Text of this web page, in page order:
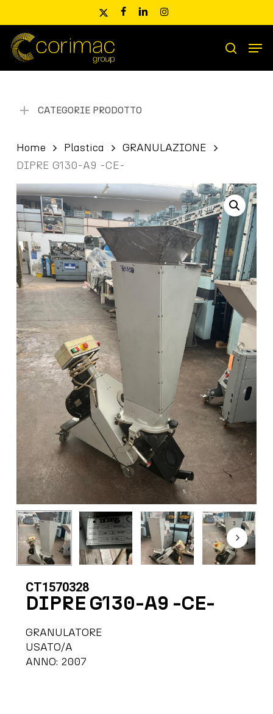
main
content
x-
facebooklinkedininstagram
Ricerca
prodotti
search
CATEGORIE PRODOTTO
Home Plastica
GRANULAZIONE
DIPRE G130-A9 -CE-
CT1570328
DIPRE G130-A9 -CE-
GRANULATORE
USATO/A
ANNO: 2007